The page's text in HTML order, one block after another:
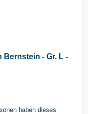
- Gr. L -
haben dieses